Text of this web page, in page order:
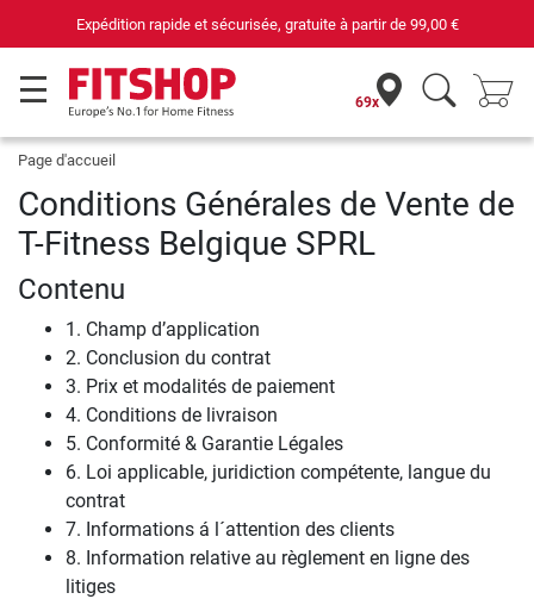
Expédition rapide et sécurisée, gratuite à partir de 99,00 €
69x
Page d'accueil
Conditions Générales de Vente de
T-Fitness Belgique SPRL
Contenu
1. Champ d’application
2. Conclusion du contrat
3. Prix et modalités de paiement
4. Conditions de livraison
5. Conformité & Garantie Légales
6. Loi applicable, juridiction compétente, langue du
contrat
7. Informations á l´attention des clients
8. Information relative au règlement en ligne des
litiges